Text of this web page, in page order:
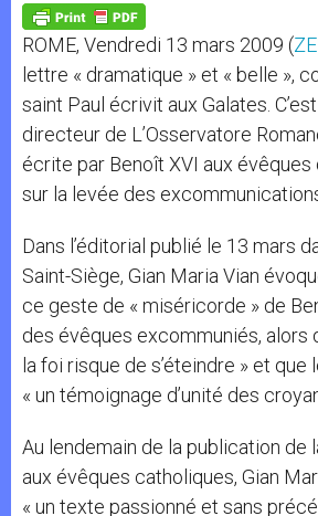
p
p
g
e
r
o
k
ROME, Vendredi 13 mars 2009 (
lettre « dramatique » et « belle »,
saint Paul écrivit aux Galates.
directeur de L’Osservatore
écrite par Benoît XVI aux
sur la levée des
Dans l’éditorial publié le 13 mars
Saint-Siège, Gian Maria Vian
ce geste de « miséricorde » de
des évêques excommuniés, alors
la foi risque de s’éteindre » et que
« un témoignage d’unité des
Au lendemain de la publication de
aux évêques catholiques, Gian
« un texte passionné et sans